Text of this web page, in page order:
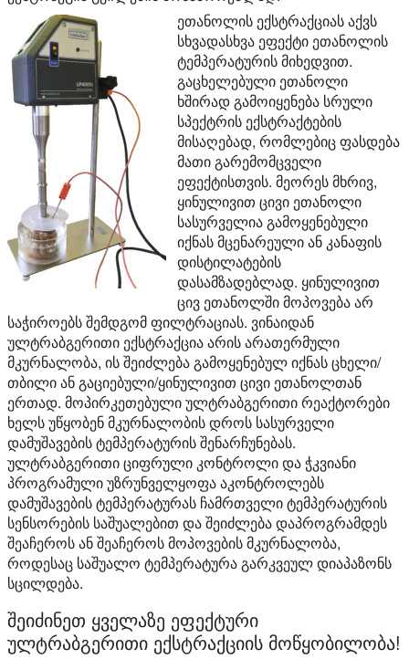
ეთანოლის ექსტრაქციას აქვს
სხვადასხვა ეფექტი ეთანოლის
ტემპერატურის მიხედვით.
გაცხელებული ეთანოლი
ხშირად გამოიყენება სრული
სპექტრის ექსტრაქტების
მისაღებად, რომლებიც ფასდება
მათი გარემომცველი
ეფექტისთვის. მეორეს მხრივ,
ყინულივით ცივი ეთანოლი
სასურველია გამოყენებული
იქნას მცენარეული ან კანაფის
დისტილატების
დასამზადებლად. ყინულივით
ცივ ეთანოლში მოპოვება არ
საჭიროებს შემდგომ ფილტრაციას. ვინაიდან
ულტრაბგერითი ექსტრაქცია არის არათერმული
მკურნალობა, ის შეიძლება გამოყენებულ იქნას ცხელი/
თბილი ან გაციებული/ყინულივით ცივი ეთანოლთან
ერთად. მოპირკეთებული ულტრაბგერითი რეაქტორები
ხელს უწყობენ მკურნალობის დროს სასურველი
დამუშავების ტემპერატურის შენარჩუნებას.
ულტრაბგერითი ციფრული კონტროლი და ჭკვიანი
პროგრამული უზრუნველყოფა აკონტროლებს
დამუშავების ტემპერატურას ჩამრთველი ტემპერატურის
სენსორების საშუალებით და შეიძლება დაპროგრამდეს
შეაჩეროს ან შეაჩეროს მოპოვების მკურნალობა,
როდესაც საშუალო ტემპერატურა გარკვეულ დიაპაზონს
სცილდება.
შეიძინეთ ყველაზე ეფექტური
ულტრაბგერითი ექსტრაქციის მოწყობილობა!